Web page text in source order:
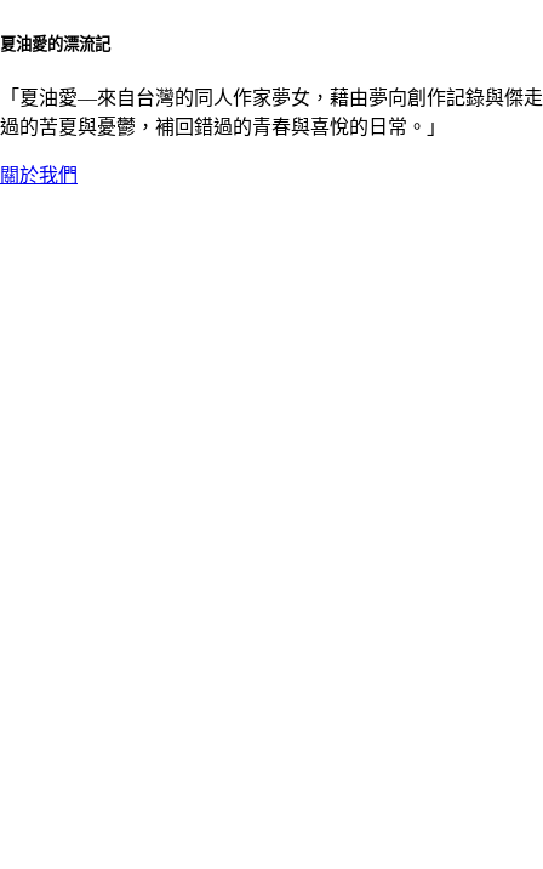
夏油愛的漂流記
「夏油愛––來自台灣的同人作家夢女，藉由夢向創作記錄與傑走
過的苦夏與憂鬱，補回錯過的青春與喜悅的日常。」
關於我們